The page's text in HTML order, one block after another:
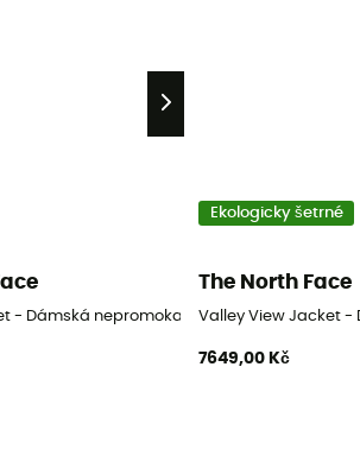
- Dámská nepromokavá bunda
Ekologicky šetrné
The North Face
Valley View Jacket
7649,00 Kč